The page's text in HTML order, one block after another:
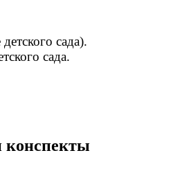
сада).
сада.
конспекты